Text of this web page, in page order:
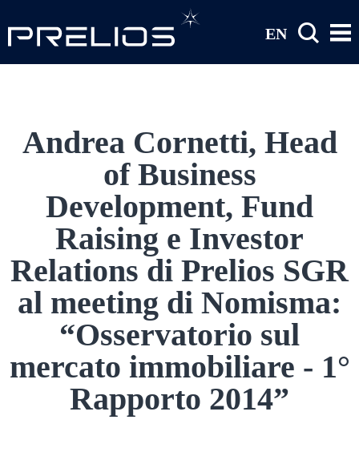
EN
Andrea Cornetti, Head
of Business
Development, Fund
Raising e Investor
Relations di Prelios SGR
al meeting di Nomisma:
“Osservatorio sul
mercato immobiliare - 1°
Rapporto 2014”